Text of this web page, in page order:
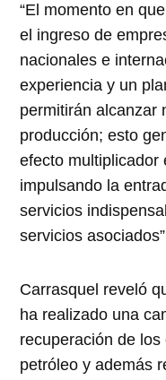
“El momento en
el ingreso de
nacionales e
experiencia y un
permitirán alcanzar
producción; esto
efecto multiplicador
impulsando la
servicios
servicios
Carrasquel reveló
ha realizado una
recuperación de
petróleo y además